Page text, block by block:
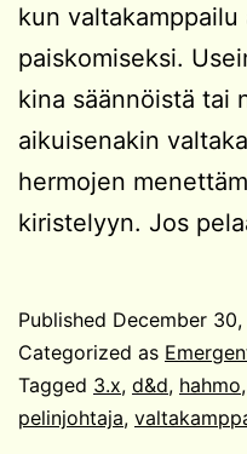
kun
paiskomiseksi.
kina säännöistä tai
aikuisenakin
hermojen
kiristelyyn. Jos
Published December 30,
Categorized as
Tagged 3.x, d&d, hahmo,
pelinjohtaja,